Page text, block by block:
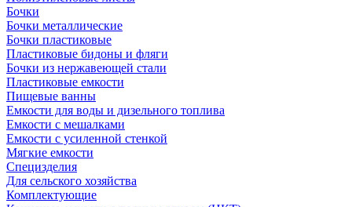
Бочки
Бочки металлические
Бочки пластиковые
Пластиковые бидоны и фляги
Бочки из нержавеющей стали
Пластиковые емкости
Пищевые ванны
Емкости для воды и дизельного топлива
Емкости с мешалками
Емкости с усиленной стенкой
Мягкие емкости
Специзделия
Для сельского хозяйства
Комплектующие